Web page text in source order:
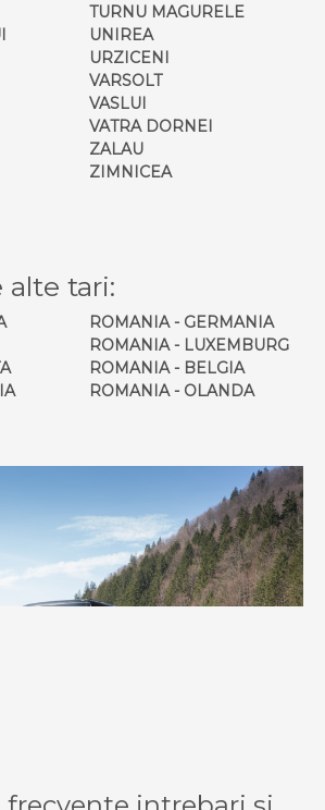
TURNU MAGURELE
UNIREA
URZICENI
VARSOLT
VASLUI
VATRA DORNEI
ZALAU
ZIMNICEA
alte tari:
ROMANIA - GERMANIA
ROMANIA - LUXEMBURG
ROMANIA - BELGIA
ROMANIA - OLANDA